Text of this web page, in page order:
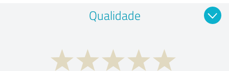
Qualidade